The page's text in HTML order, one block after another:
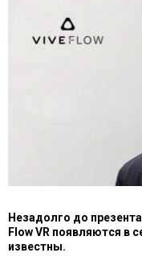
Незадолго до
Flow VR появляются в
известны.